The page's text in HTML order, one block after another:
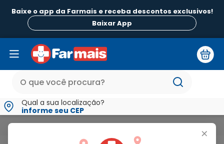
Baixe o app da Farmais e receba descontos exclusivos!
Baixar App
Qual a sua localização?
informe seu CEP
+